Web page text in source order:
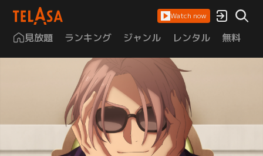
Watch now
見放題 ランキング ジャンル レンタル 無料